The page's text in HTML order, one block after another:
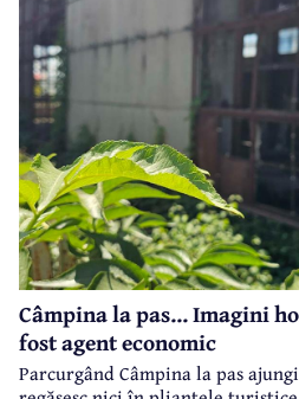
Câmpina la pas... Imagini
fost agent economic
Parcurgând Câmpina la pas